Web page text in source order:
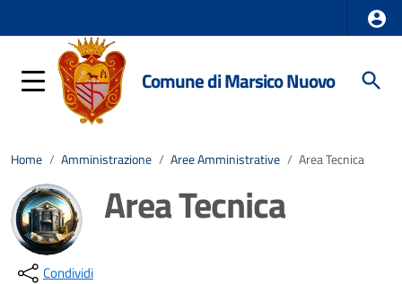
Comune di Marsico Nuovo
Home / Amministrazione / Aree Amministrative / Area Tecnica
Area Tecnica
Condividi